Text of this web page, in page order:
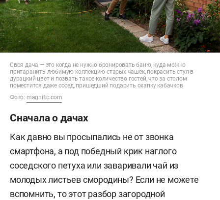
Своя дача — это когда не нужно бронировать баню, куда можно
притаранить любимую коллекцию старых чашек, покрасить стул в
дурацкий цвет и позвать такое количество гостей, что за столом
поместится даже сосед, пришедший подарить охапку кабачков
Фото: magnific.com
Сначала о дачах
Как давно вы просыпались не от звонка
смартфона, а под победный крик наглого
соседского петуха или заваривали чай из
молодых листьев смородины? Если не можете
вспомнить, то этот разбор загородной